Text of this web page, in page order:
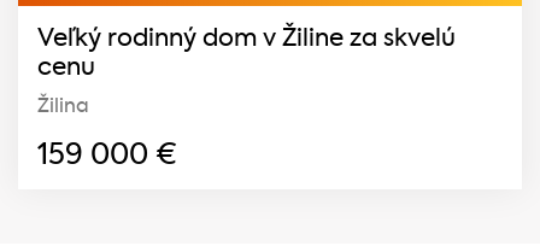
Veľký rodinný dom v Žiline za skvelú
cenu
Žilina
159 000 €